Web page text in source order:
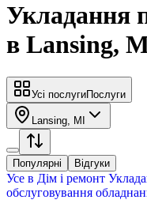
Укладання
в Lansing,
Усі послугиПослуги
Lansing, MI
Популярні Відгуки
Усе в Дім і ремонт
обслуговування